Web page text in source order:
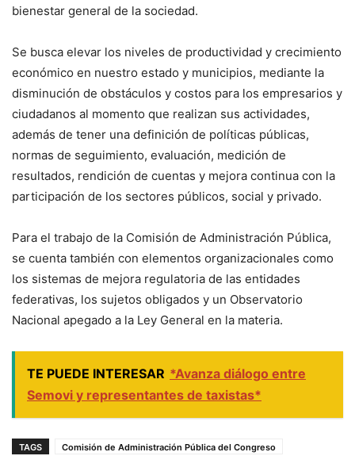
bienestar general de la sociedad.
Se busca elevar los niveles de productividad y crecimiento
económico en nuestro estado y municipios, mediante la
disminución de obstáculos y costos para los empresarios y
ciudadanos al momento que realizan sus actividades,
además de tener una definición de políticas públicas,
normas de seguimiento, evaluación, medición de
resultados, rendición de cuentas y mejora continua con la
participación de los sectores públicos, social y privado.
Para el trabajo de la Comisión de Administración Pública,
se cuenta también con elementos organizacionales como
los sistemas de mejora regulatoria de las entidades
federativas, los sujetos obligados y un Observatorio
Nacional apegado a la Ley General en la materia.
TE PUEDE INTERESAR *Avanza diálogo entre
Semovi y representantes de taxistas*
TAGS Comisión de Administración Pública del Congreso